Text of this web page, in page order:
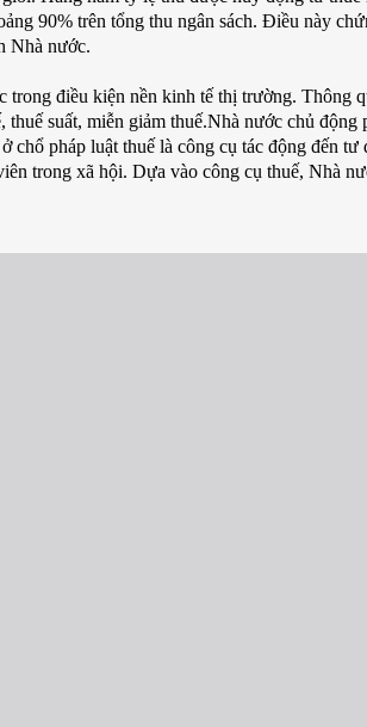
90% trên tổng thu ngân sách. Điều này
Nhà nước.
điều kiện nền kinh tế thị trường. Thông
suất, miễn giảm thuế.Nhà nước chủ động
chổ pháp luật thuế là công cụ tác động đến tư
trong xã hội. Dựa vào công cụ thuế, Nhà